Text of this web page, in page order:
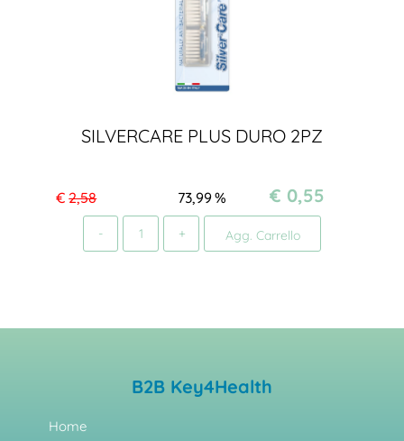
SILVERCARE PLUS DURO 2PZ
€ 2,58 %
73,99 € 0,55
Agg. Carrello
B2B Key4Health
Home